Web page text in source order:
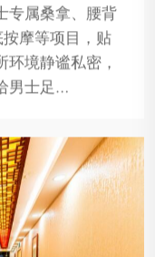
专属桑拿、腰背
摩等项目，贴
境静谧私密，
男士足…